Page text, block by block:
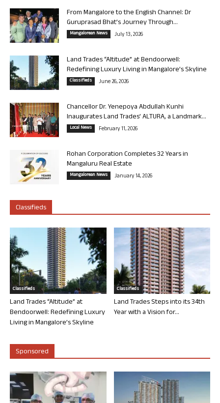
From Mangalore to the English Channel: Dr
Guruprasad Bhat’s Journey Through...
Mangalorean News July 13, 2026
Land Trades “Altitude” at Bendoorwell:
Redefining Luxury Living in Mangalore’s Skyline
Classifieds June 26, 2026
Chancellor Dr. Yenepoya Abdullah Kunhi
Inaugurates Land Trades’ ALTURA, a Landmark...
Local News February 11, 2026
Rohan Corporation Completes 32 Years in
Mangaluru Real Estate
Mangalorean News January 14, 2026
Classifieds
Classifieds
Land Trades “Altitude” at
Bendoorwell: Redefining Luxury
Living in Mangalore’s Skyline
Classifieds
Land Trades Steps into its 34th
Year with a Vision for...
Sponsored